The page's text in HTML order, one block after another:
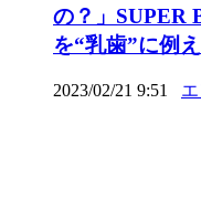
の？」SUPER
を“乳歯”に例
2023/02/21 9:51